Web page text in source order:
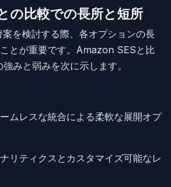
の比較での長所と短所
を検討する際、各オプションの長
とが重要です。Amazon SESと比
みと弱みを次に示します。
ムレスな統合による柔軟な展開オプ
リティクスとカスタマイズ可能なレ